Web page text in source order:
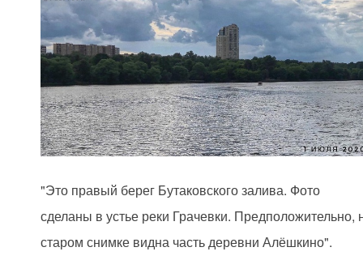
"Это правый берег Бутаковского залива. Фото
сделаны в устье реки Грачевки. Предположительно,
старом снимке видна часть деревни Алёшкино".